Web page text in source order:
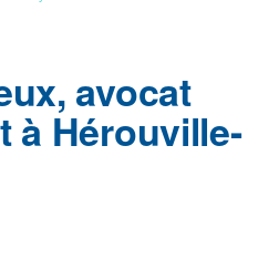
avocat
à Hérouville-